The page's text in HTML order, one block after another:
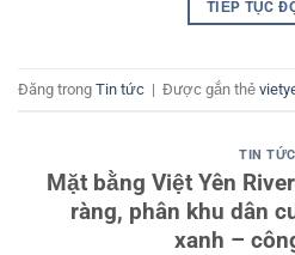
TIẾP TỤC
Đăng trong Tin tức | Được gắn thẻ
TIN TỨC
Mặt bằng Việt Yên
ràng, phân khu dân
xanh –